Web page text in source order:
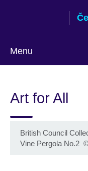
Menu
jazyk
Art for All
British Council
Vine Pergola No.2